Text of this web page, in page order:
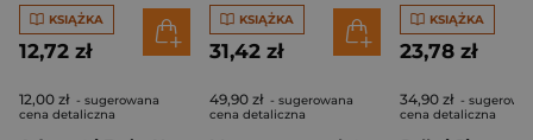
KSIĄŻKA
12,72 zł
12,00 zł - sugerowana
cena detaliczna
KSIĄŻKA
31,42 zł
49,90 zł - sugerowana
cena detaliczna
KSIĄŻKA
23,78 zł
34,90 zł -
cena detaliczna